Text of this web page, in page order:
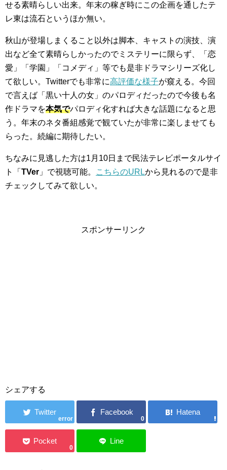
せる素晴らしい出来。年末の稼ぎ時にこの企画を通したテ
レ東は流石というほか無い。
秋山が登場しまくること以外は脚本、キャストの演技、演
出など全て素晴らしかったのでミステリーに限らず、「恋
愛」「学園」「コメディ」等でも是非ドラマシリーズ化し
て欲しい。Twitterでも非常に高評価な様子が窺える。今回
で言えば「黒い十人の女」のパロディだったので今後も名
作ドラマを本気でパロディ化すれば大きな話題になると思
う。年末のネタ番組感覚で観ていたが非常に楽しませても
らった。続編に期待したい。
ちなみに見逃した方は1月10日まで民法テレビポータルサイ
ト「 TVer 」で視聴可能。 こちらのURLから見れるので是非
チェックしてみて欲しい。
スポンサーリンク
シェアする
error 0
0